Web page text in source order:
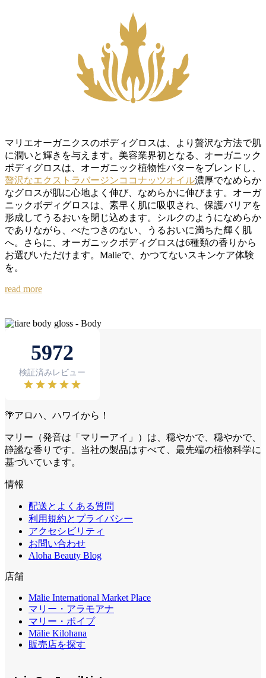
マリエオーガニクスのボディグロスは、より贅沢な方法で肌
に潤いと輝きを与えます。美容業界初となる、オーガニック
ボディグロスは、オーガニック植物性バターをブレンドし、
贅沢なエクストラバージンココナッツオイル濃厚でなめらか
なグロスが肌に心地よく伸び、なめらかに伸びます。オーガ
ニックボディグロスは、素早く肌に吸収され、保護バリアを
形成してうるおいを閉じ込めます。シルクのようになめらか
でありながら、べたつきのない、うるおいに満ちた輝く肌
へ。さらに、オーガニックボディグロスは6種類の香りから
お選びいただけます。Malieで、かつてないスキンケア体験
を。
read more
🌴アロハ、ハワイから！
マリー（発音は「マリーアイ」）は、穏やかで、穏やかで、
静謐な香りです。当社の製品はすべて、最先端の植物科学に
基づいています。
情報
配送とよくある質問
利用規約とプライバシー
アクセシビリティ
お問い合わせ
Aloha Beauty Blog
店舗
Mālie International Market Place
マリー・アラモアナ
マリー・ポイプ
Mālie Kilohana
販売店を探す